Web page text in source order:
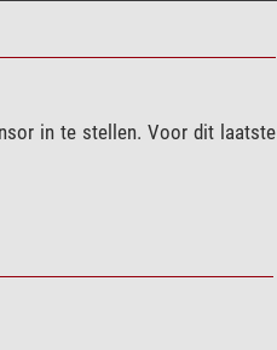
in te stellen. Voor dit laatste